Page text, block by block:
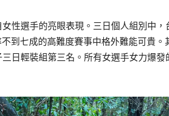
性選手的亮眼表現。三日個人組別中
到七成的高難度賽事中格外難能可貴
日輕裝組第三名。所有女選手女力爆